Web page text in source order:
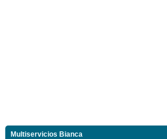
Multiservicios Bianca